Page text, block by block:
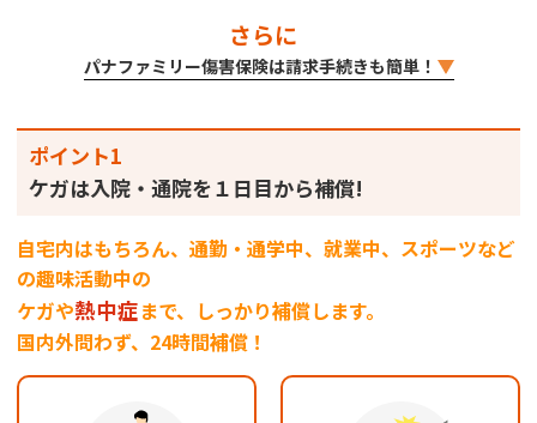
さらに
パナファミリー傷害保険は請求手続きも簡単！
ポイント1
ケガは入院・通院を１日目から補償!
自宅内はもちろん、通勤・通学中、就業中、スポーツなど
の趣味活動中の
ケガや熱中症まで、しっかり補償します。
国内外問わず、24時間補償！